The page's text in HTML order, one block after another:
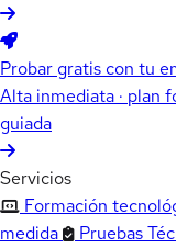
Probar gratis con tu
Alta inmediata · plan
guiada
Servicios
Formación
medida
Pruebas